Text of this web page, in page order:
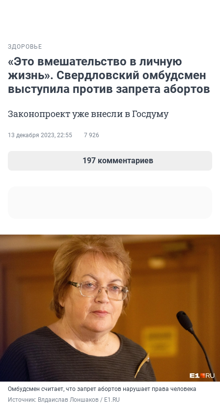
ЗДОРОВЬЕ
«Это вмешательство в личную
жизнь». Свердловский омбудсмен
выступила против запрета абортов
Законопроект уже внесли в Госдуму
13 декабря 2023, 22:55 7 926
197 комментариев
Омбудсмен считает, что запрет абортов нарушает права человека
Источник: Влдаислав Лоншаков / E1.RU